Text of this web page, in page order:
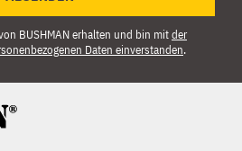
BUSHMAN erhalten und bin mitder
Daten einverstanden.